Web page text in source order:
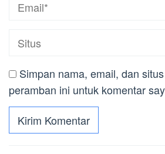
Simpan nama, email, dan
peramban ini untuk komentar